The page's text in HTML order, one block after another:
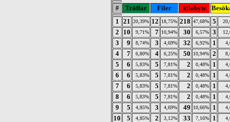
# Träffar Filer kilobyte
1
21 20,39% 12 18,75% 218 47,68% 5
2 10 9,71% 7 10,94% 30 6,57% 3
3 9 8,74% 3 4,69% 32 6,92% 1
4 7 6,80% 4 6,25% 50 10,94% 2
5 6 5,83% 5 7,81% 2 0,48% 1
6 6 5,83% 5 7,81% 2 0,48% 1
7 6 5,83% 5 7,81% 2 0,48% 1
8 6 5,83% 5 7,81% 2 0,48% 1
9 5 4,85% 3 4,69% 49 10,66% 1
10 5 4,85% 2 3,12% 33 7,16% 1